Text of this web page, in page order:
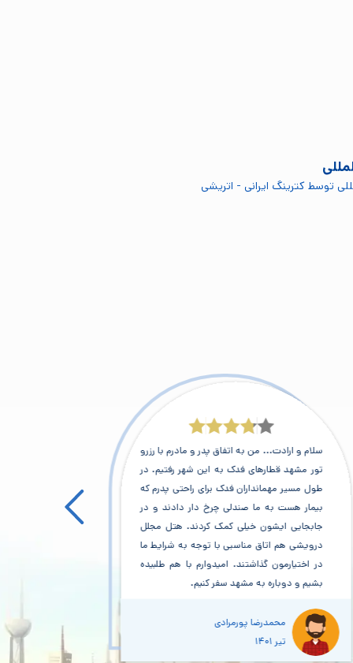
توسط کترینگ ایرانی - اتریشی
سلام و ارادت... من به اتفاق پدر و مادرم با رزرو
تور مشهد قطارهای فدک به این شهر رفتیم. در
طول مسیر مهمانداران فدک برای راحتی پدرم که
بیمار هست به ما صندلی چرخ دار دادند و در
جابجایی ایشون خیلی کمک کردند. هتل مجلل
درویشی هم اتاق مناسبی با توجه به شرایط ما
در اختیارمون گذاشتند. امیدوارم با هم طلبیده
بشیم و دوباره به مشهد سفر کنیم.
محمدرضا پورمرادی
تیر 1401